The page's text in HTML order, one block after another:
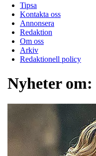
Tipsa
Kontakta oss
Annonsera
Redaktion
Om oss
Arkiv
Redaktionell policy
Nyheter om: